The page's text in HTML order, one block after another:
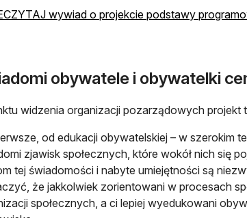
wywiad o projekcie podstawy
obywatele i obywatelki
widzenia organizacji pozarządowych
od edukacji obywatelskiej – w szerokim
zjawisk społecznych, które wokół nich się
tej świadomości i nabyte umiejętności są
że jakkolwiek zorientowani w procesach
społecznych, a ci lepiej wyedukowani